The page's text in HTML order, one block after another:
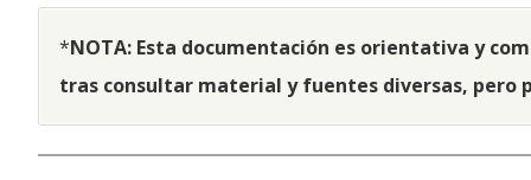
*NOTA: Esta documentación es orientativa y
tras consultar material y fuentes diversas, pero